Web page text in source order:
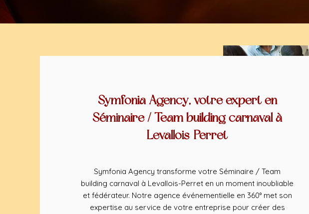
Symfonia Agency, votre expert en
Séminaire / Team building carnaval à
Levallois-Perret
Symfonia Agency transforme votre Séminaire / Team
building carnaval à Levallois-Perret en un moment inoubliable
et fédérateur. Notre agence événementielle en 360° met son
expertise au service de votre entreprise pour créer des